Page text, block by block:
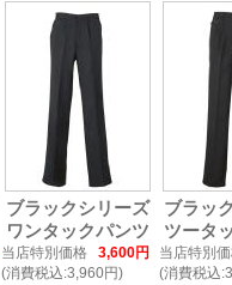
ブラックシリーズ
ワンタックパンツ
当店特別価格
3,600円
(消費税込:3,960円)
ブラッ
ツータ
当店特別
(消費税込